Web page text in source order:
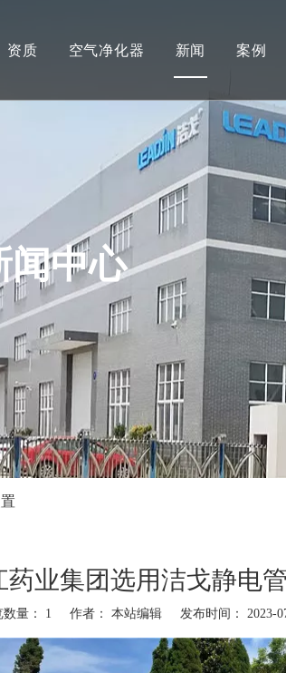
资质 空气净化器 新闻 案例
闻中心
药业集团选用洁戈静电
量： 1 作者： 本站编辑 发布时间： 2023-